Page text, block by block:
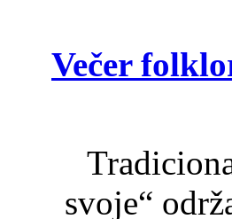
Večer
svoje“